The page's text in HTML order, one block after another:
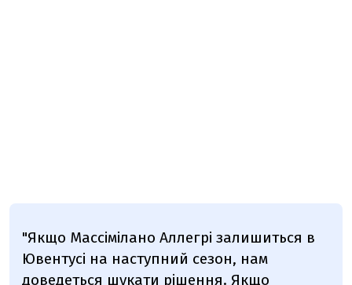
"Якщо Массімілано Аллегрі залишиться в
Ювентусі на наступний сезон, нам
доведеться шукати рішення. Якщо